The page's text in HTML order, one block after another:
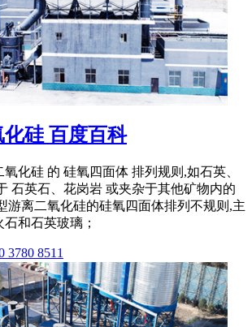
硅 百度百科
化硅 的 硅氧四面体 排列规则,如石英、
石英石、花岗岩 或夹杂于其他矿物内的
游离二氧化硅的硅氧四面体排列不规则,主
和石英玻璃；
3780 8511